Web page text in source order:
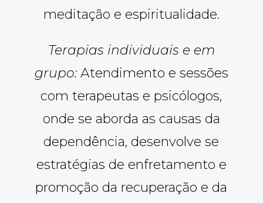
meditação e espiritualidade.
Terapias individuais e em
grupo:Atendimento e sessões
com terapeutas e psicólogos,
onde se aborda as causas da
dependência, desenvolve se
estratégias de enfretamento e
promoção da recuperação e da